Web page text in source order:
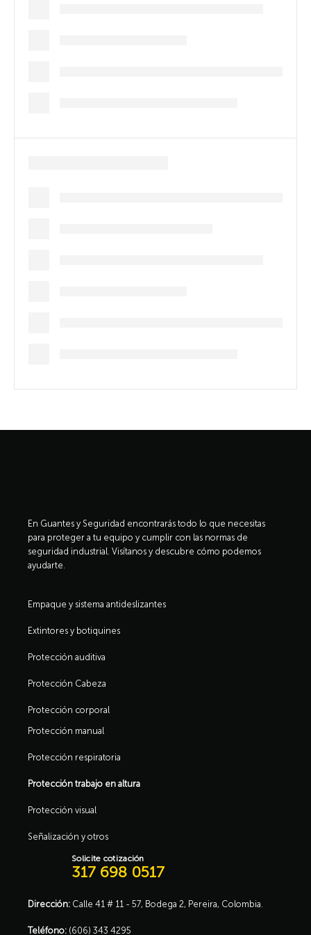
En Guantes y Seguridad encontrarás todo lo que necesitas
para proteger a tu equipo y cumplir con las normas de
seguridad industrial. Visítanos y descubre cómo podemos
ayudarte.
Empaque y sistema antideslizantes
Extintores y botiquines
Protección auditiva
Protección Cabeza
Protección corporal
Protección manual
Protección respiratoria
Protección trabajo en altura
Protección visual
Señalización y otros
Solicite cotización
317 698 0517
Dirección: Calle 41 # 11 - 57, Bodega 2, Pereira, Colombia.
Teléfono: (606) 343 4295